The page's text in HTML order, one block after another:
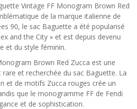
Vintage FF Monogram Brown Red
de la marque italienne de
90, le sac Baguette a été popularisé
and the City » et est depuis devenu
et du style féminin.
Brown Red Zucca est une
et recherchée du sac Baguette. La
et de motifs Zucca rouges crée un
que le monogramme FF de Fendi
et de sophistication.